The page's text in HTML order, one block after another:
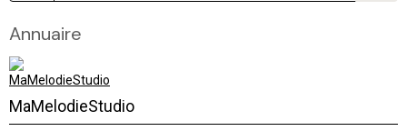
Annuaire
MaMelodieStudio